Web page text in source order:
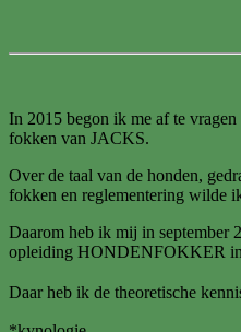
In 2015 begon ik me af te
fokken van JACKS.
Over de taal van de honden,
fokken en reglementering wilde
Daarom heb ik mij in september
opleiding HONDENFOKKER
Daar heb ik de theoretische